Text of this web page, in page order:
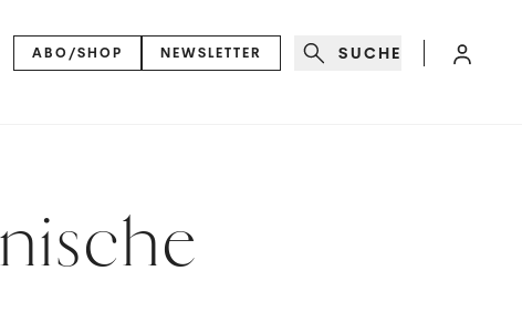
ABO/SHOP NEWSLETTER SUCHE